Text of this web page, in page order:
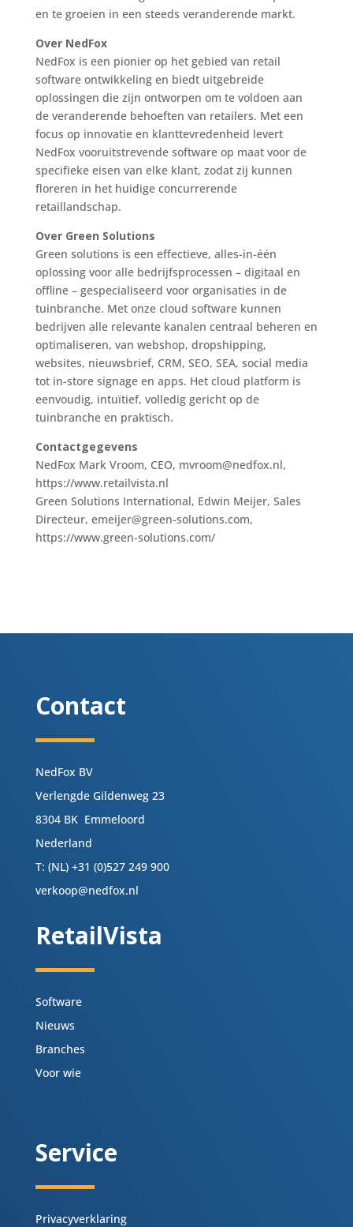
en te groeien in een steeds veranderende markt.
Over NedFox
NedFox is een pionier op het gebied van retail
software ontwikkeling en biedt uitgebreide
oplossingen die zijn ontworpen om te voldoen aan
de veranderende behoeften van retailers. Met een
focus op innovatie en klanttevredenheid levert
NedFox vooruitstrevende software op maat voor de
specifieke eisen van elke klant, zodat zij kunnen
floreren in het huidige concurrerende
retaillandschap.
Over Green Solutions
Green solutions is een effectieve, alles-in-één
oplossing voor alle bedrijfsprocessen – digitaal en
offline – gespecialiseerd voor organisaties in de
tuinbranche. Met onze cloud software kunnen
bedrijven alle relevante kanalen centraal beheren en
optimaliseren, van webshop, dropshipping,
websites, nieuwsbrief, CRM, SEO, SEA, social media
tot in-store signage en apps. Het cloud platform is
eenvoudig, intuïtief, volledig gericht op de
tuinbranche en praktisch.
Contactgegevens
NedFox Mark Vroom, CEO, mvroom@nedfox.nl,
https://www.retailvista.nl
Green Solutions International, Edwin Meijer, Sales
Directeur, emeijer@green-solutions.com,
https://www.green-solutions.com/
Contact
NedFox BV
Verlengde Gildenweg 23
8304 BK Emmeloord
Nederland
T: (NL) +31 (0)527 249 900
verkoop@nedfox.nl
RetailVista
Software
Nieuws
Branches
Voor wie
Service
Privacyverklaring